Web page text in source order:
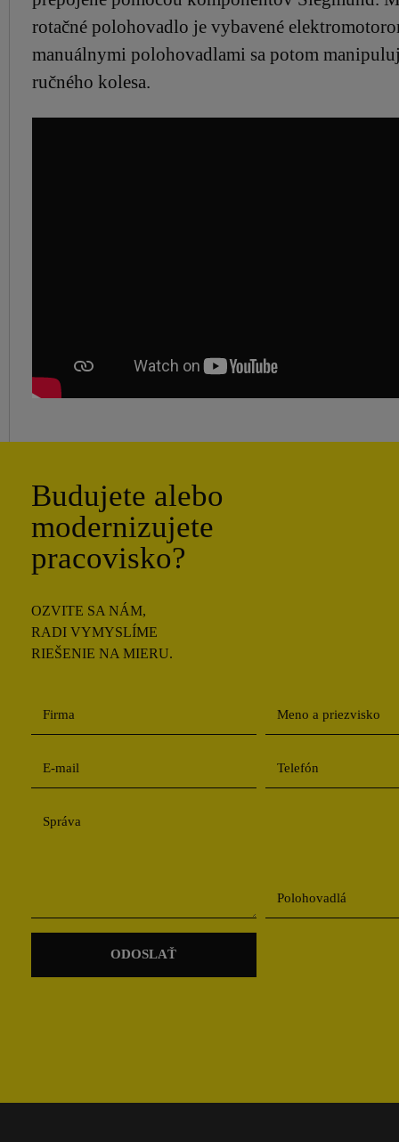
rotačné polohovadlo je vybavené
manuálnymi polohovadlami sa potom
ručného kolesa.
Budujete alebo
modernizujete
pracovisko?
OZVITE SA NÁM,
RADI VYMYSLÍME
RIEŠENIE NA MIERU.